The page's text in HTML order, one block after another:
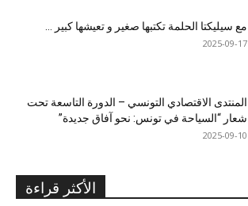
مع سيليكتا الحلمة تكتبها صغير و تعيشها كبير …
2025-09-17
المنتدى الاقتصادي التونسي – الدورة التاسعة تحت
شعار “السياحة في تونس: نحو آفاق جديدة”
2025-09-10
الأكثر قراءة